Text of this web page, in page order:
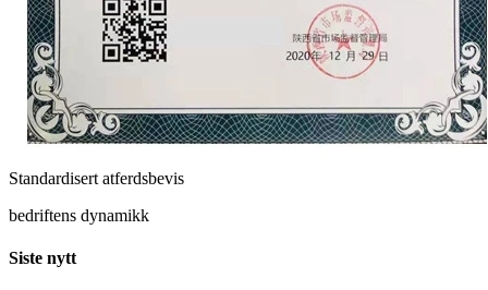
Standardisert atferdsbevis
bedriftens dynamikk
Siste nytt